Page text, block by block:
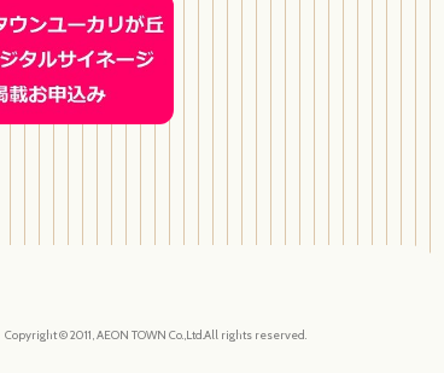
Copyright © 2011, AEON TOWN Co.,Ltd.All rights reserved.